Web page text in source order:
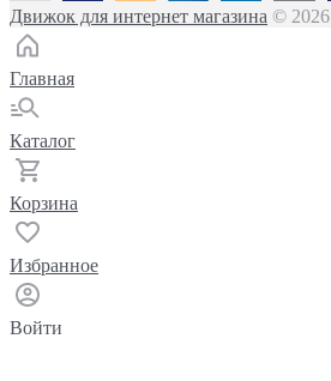
Движок для интернет магазина © 2026
Главная
Каталог
Корзина
Избранное
Войти